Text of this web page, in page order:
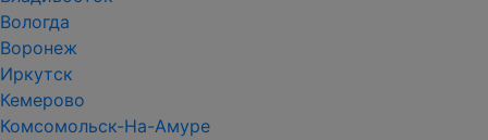
Вологда
Воронеж
Иркутск
Кемерово
Комсомольск-На-Амуре